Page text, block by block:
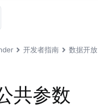
开发者指南 数据开放
共参数